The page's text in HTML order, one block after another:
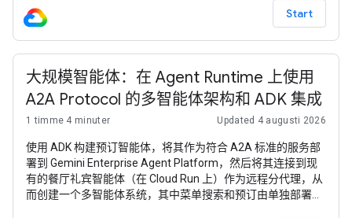
用本 Codelab 中的 Firebase 服务，您的 Firebase 项目必须采
用 随用随付 (Blaze) 定价方案
Start
大规模智能体：在 Agent Runtime 上使用
A2A Protocol 的多智能体架构和 ADK 集成
1 timme 4 minuter Updated 4 augusti 2026
使用 ADK 构建预订智能体，将其作为符合 A2A 标准的服务部
署到 Gemini Enterprise Agent Platform，然后将其连接到现
有的餐厅礼宾智能体（在 Cloud Run 上）作为远程分代理，从
而创建一个多智能体系统，其中菜单搜索和预订由单独部署的